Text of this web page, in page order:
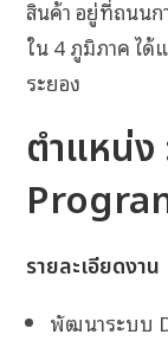
สินค้า อยู่ที่ถนนก
ใน 4 ภูมิภาค ไ
ระยอง
ตำแหน่ง
รายละเอียดงาน
พัฒนาระบบ